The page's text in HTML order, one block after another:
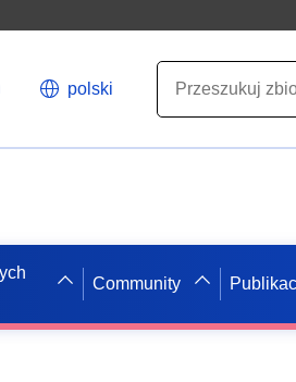
polski
Community